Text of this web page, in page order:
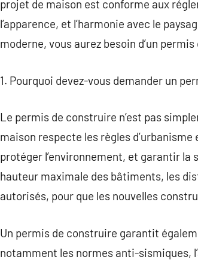
projet de maison est conforme aux
l’apparence, et l’harmonie avec le
moderne, vous aurez besoin d’un
1. Pourquoi devez-vous demander un
Le permis de construire n’est pas
maison respecte les règles
protéger l’environnement, et garantir
hauteur maximale des bâtiments, les
autorisés, pour que les nouvelles
Un permis de construire garantit
notamment les normes anti-sismiques,